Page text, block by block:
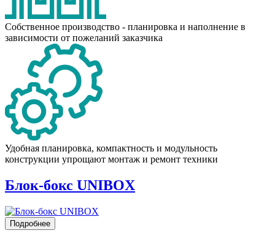
Собственное производство - планировка и наполнение в
зависимости от пожеланий заказчика
Удобная планировка, компактность и модульность
конструкции упрощают монтаж и ремонт техники
Блок-бокс UNIBOX
Подробнее